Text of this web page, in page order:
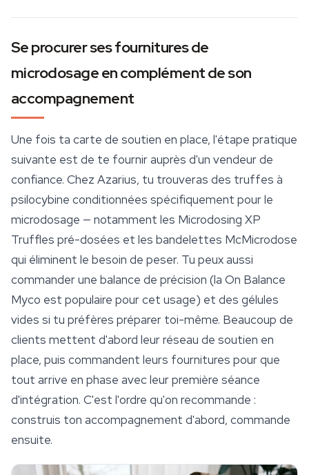
Se procurer ses fournitures de
microdosage en complément de son
accompagnement
Une fois ta carte de soutien en place, l'étape pratique
suivante est de te fournir auprès d'un vendeur de
confiance. Chez Azarius, tu trouveras des truffes à
psilocybine conditionnées spécifiquement pour le
microdosage — notamment les Microdosing XP
Truffles pré-dosées et les bandelettes McMicrodose
qui éliminent le besoin de peser. Tu peux aussi
commander une balance de précision (la On Balance
Myco est populaire pour cet usage) et des gélules
vides si tu préfères préparer toi-même. Beaucoup de
clients mettent d'abord leur réseau de soutien en
place, puis commandent leurs fournitures pour que
tout arrive en phase avec leur première séance
d'intégration. C'est l'ordre qu'on recommande :
construis ton accompagnement d'abord, commande
ensuite.